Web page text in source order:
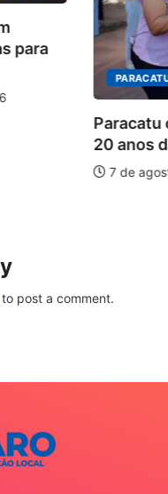
PARACATU E
Paracatu
20 anos da
7 de agosto
to post a comment.